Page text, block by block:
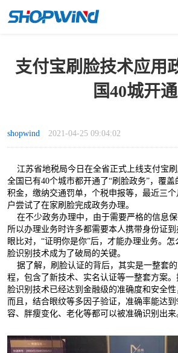
支付宝刷脸技术应用
国40城开通
shopwind 2021-04-25 09:04:02
江苏省地税局今日在全省正式上线支付宝刷
全国已有40个城市都开通了“刷脸政务”，覆
积金，缴纳交通罚单，个税申报等，最近三个
户尝试了在家刷脸完成政务办理。
在不少政务办理中，由于需要严格的信息保
所以办理业务时许多都需要本人携带身份证
眼比对，“证明你是你”后，才能办理业务。怎
脸识别技术成为了破局的关键。
据了解，刷脸认证的背后，其实是一整套
程，包含了新技术、实名认证等一整套方案
脸识别技术已经达到金融级的准确度和安全性
而且，结合眼纹等多因子验证，准确率能达
容、胖瘦变化、老化等都可以被准确识别出来